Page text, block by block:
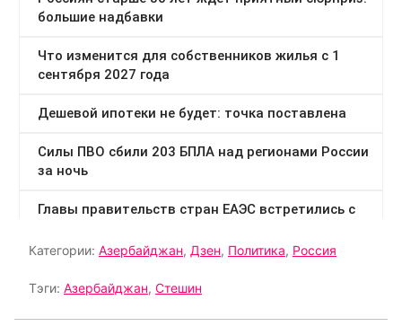
Категории: Азербайджан, Дзен, Политика, Россия
Тэги: Азербайджан, Стешин